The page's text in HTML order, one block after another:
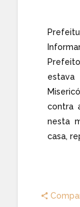
contra
nesta
casa,